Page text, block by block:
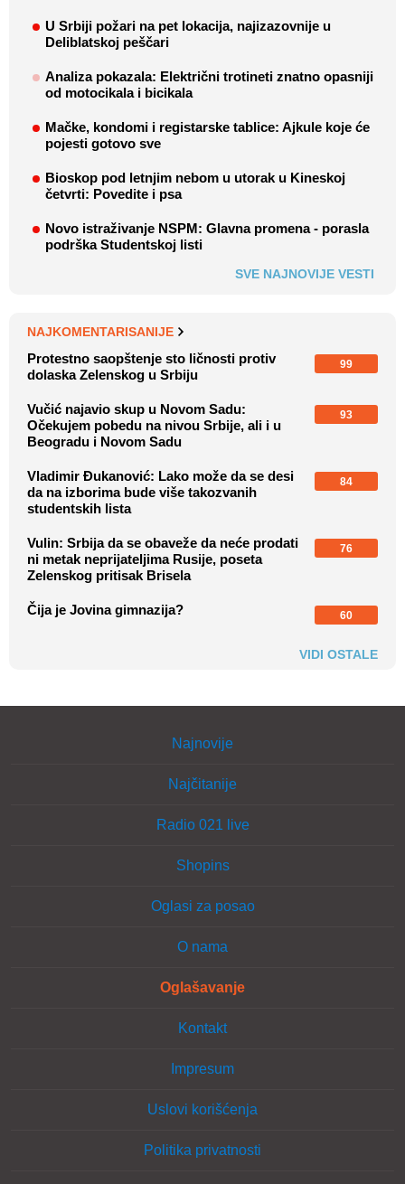
U Srbiji požari na pet lokacija, najizazovnije u
Deliblatskoj peščari
Analiza pokazala: Električni trotineti znatno opasniji
od motocikala i bicikala
Mačke, kondomi i registarske tablice: Ajkule koje će
pojesti gotovo sve
Bioskop pod letnjim nebom u utorak u Kineskoj
četvrti: Povedite i psa
Novo istraživanje NSPM: Glavna promena - porasla
podrška Studentskoj listi
SVE NAJNOVIJE VESTI
NAJKOMENTARISANIJE
Protestno saopštenje sto ličnosti protiv
dolaska Zelenskog u Srbiju
99
Vučić najavio skup u Novom Sadu:
Očekujem pobedu na nivou Srbije, ali i u
Beogradu i Novom Sadu
93
Vladimir Đukanović: Lako može da se desi
da na izborima bude više takozvanih
studentskih lista
84
Vulin: Srbija da se obaveže da neće prodati
ni metak neprijateljima Rusije, poseta
Zelenskog pritisak Brisela
76
Čija je Jovina gimnazija? 60
VIDI OSTALE
Najnovije
Najčitanije
Radio 021 live
Shopins
Oglasi za posao
O nama
Oglašavanje
Kontakt
Impresum
Uslovi korišćenja
Politika privatnosti